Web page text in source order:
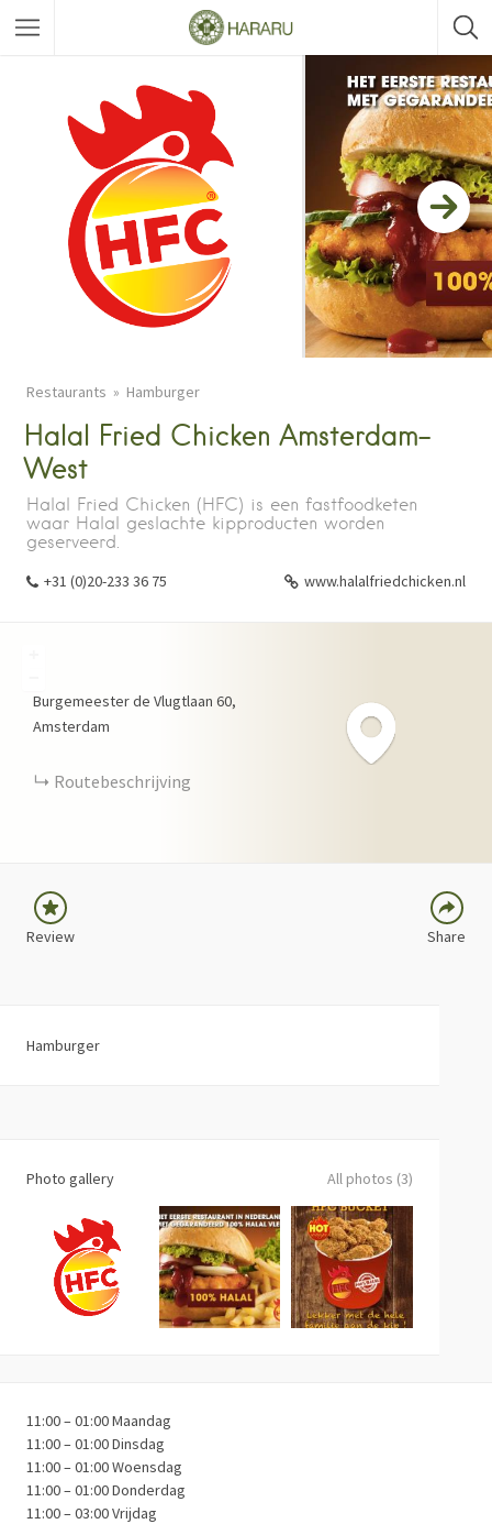
Restaurants Hamburger
Halal Fried Chicken Amsterdam-
West
Halal Fried Chicken (HFC) is een fastfoodketen
waar Halal geslachte kipproducten worden
geserveerd.
+31 (0)20-233 36 75 www.halalfriedchicken.nl
Burgemeester de Vlugtlaan 60
Amsterdam
Routebeschrijving
Review Share
FACEBOOK
Hamburger
Photo gallery All photos (3)
11:00 – 01:00 Maandag
11:00 – 01:00 Dinsdag
11:00 – 01:00 Woensdag
11:00 – 01:00 Donderdag
11:00 – 03:00 Vrijdag